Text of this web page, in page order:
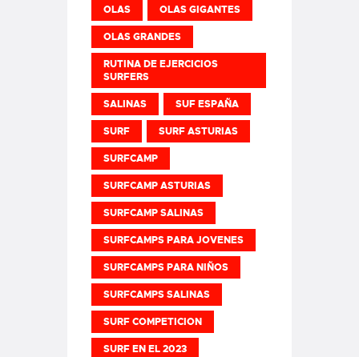
OLAS OLAS GIGANTES
OLAS GRANDES
RUTINA DE EJERCICIOS
SURFERS
SALINAS SUF ESPAÑA
SURF SURF ASTURIAS
SURFCAMP
SURFCAMP ASTURIAS
SURFCAMP SALINAS
SURFCAMPS PARA JOVENES
SURFCAMPS PARA NIÑOS
SURFCAMPS SALINAS
SURF COMPETICION
SURF EN EL 2023